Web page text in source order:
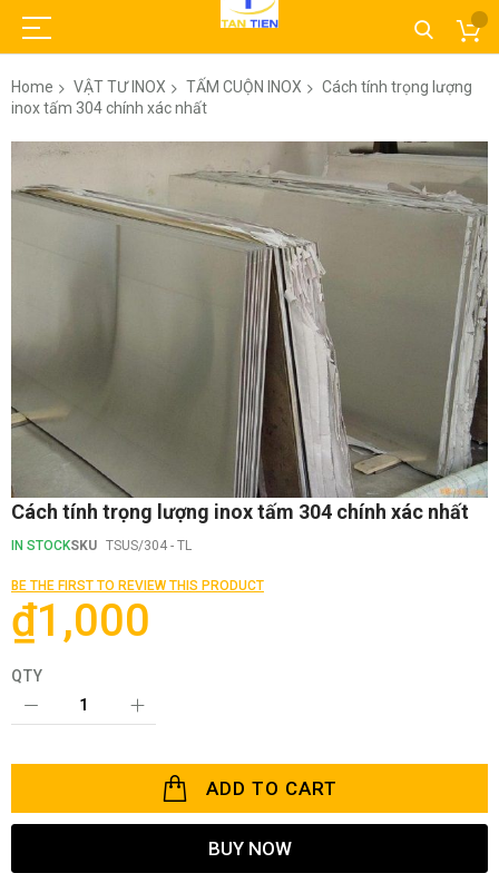
Home VẬT TƯ INOX TẤM CUỘN INOX
Cách tính trọng lượng
inox tấm 304 chính xác nhất
the
end
Skip
the
of
the
images
gallery
Cách tính trọng lượng inox tấm 304 chính xác nhất
IN STOCKSKU TSUS/304 - TL
BE THE FIRST TO REVIEW THIS PRODUCT
₫1,000
QTY
ADD TO CART
BUY NOW